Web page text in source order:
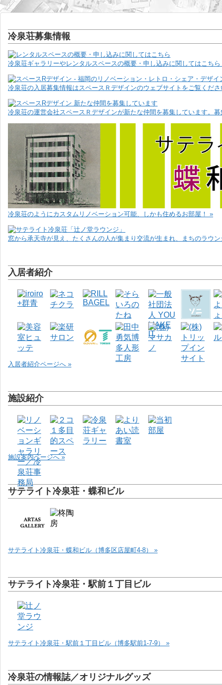
冷泉荘募集情報
冷泉荘ギャラリーやレンタルスペースの概要・申し込みに関してはこちら
冷泉荘の入居募集情報はスペースＲデザインのウェブサイトをご覧くだ
冷泉荘の運営会社スペースＲデザインが新たな仲間を募集しています。
冷泉荘のようにカスタムリノベーション可能、しかも住めるお部屋！ »
窓から承天寺が見え、たくさんの人が集まり交流が生まれ、まちのラウ
入居者紹介
入居者紹介ページへ »
施設紹介
施設案内ページへ »
サテライト冷泉荘・蝶和ビル
サテライト冷泉荘・蝶和ビル（博多区店屋町4-8） »
サテライト冷泉荘・駅前１丁目ビル
サテライト冷泉荘・駅前１丁目ビル（博多駅前1-7-9） »
冷泉荘の情報誌／オリジナルグッズ